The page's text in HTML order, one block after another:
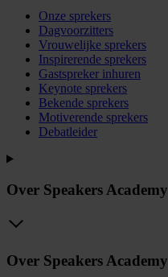
Onze sprekers
Dagvoorzitters
Vrouwelijke sprekers
Inspirerende sprekers
Gastspreker inhuren
Keynote sprekers
Bekende sprekers
Motiverende sprekers
Debatleider
Over Speakers Academy
Over Speakers Academy